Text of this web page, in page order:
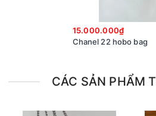
15.000.000₫
Chanel 22 hobo bag
CÁC SẢN PHẨM